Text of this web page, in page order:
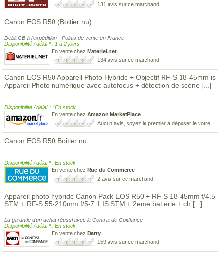
131 avis sur ce marchand
Canon EOS R50 (Boitier nu)
Débit CB à l'expédition - Points de vente en France
Disponibilité / délai * : 1 à 2 jours
En vente chez Materiel.net
134 avis sur ce marchand
Canon EOS R50 Appareil Photo Hybride + Objectif RF-S 18-45mm is
Appareil Photo numérique avec autofocus + détection de scène [...]
Disponibilité / délai * : En stock
En vente chez Amazon MarketPlace
Aucun avis, soyez le premier à déposer le votre
Canon EOS R50 Boitier nu
Disponibilité / délai * : En stock
En vente chez Rue du Commerce
2 avis sur ce marchand
Appareil photo hybride Canon Pack EOS R50 + RF-S 18-45mm f/
STM + RF-S 55-210mm f/5-7.1 IS STM + 2eme batterie + ch [...]
La garantie d'un achat réussi avec le Contrat de Confiance
Disponibilité / délai * : En stock
En vente chez Darty
159 avis sur ce marchand